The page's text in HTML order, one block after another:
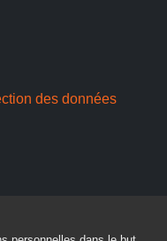
des données